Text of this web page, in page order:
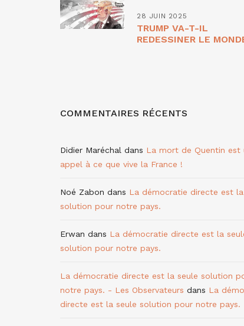
28 JUIN 2025
TRUMP VA-T-IL
REDESSINER LE
COMMENTAIRES RÉCENTS
Didier Maréchal dans La mort de Quentin est
appel à ce que vive la France !
Noé Zabon dans La démocratie directe est la
solution pour notre pays.
Erwan dans La démocratie directe est la
solution pour notre pays.
La démocratie directe est la seule solution
notre pays. - Les Observateurs dans La
directe est la seule solution pour notre pays.